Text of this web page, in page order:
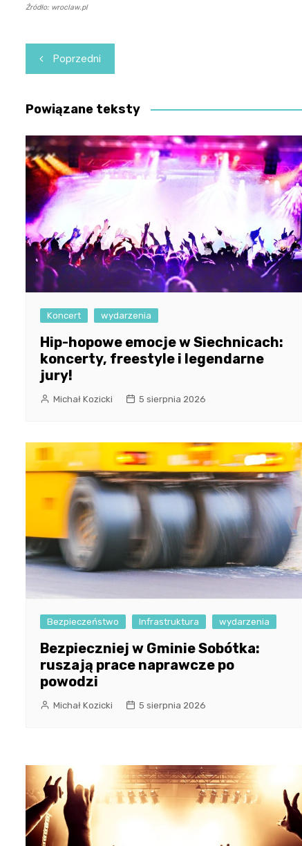
Źródło: wroclaw.pl
Nawigacja
wpisu
Poprzedni
Powiązane teksty
Koncert wydarzenia
Hip-hopowe emocje w Siechnicach:
koncerty, freestyle i legendarne
jury!
Michał Kozicki 5 sierpnia 2026
Bezpieczeństwo Infrastruktura wydarzenia
Bezpieczniej w Gminie Sobótka:
ruszają prace naprawcze po
powodzi
Michał Kozicki 5 sierpnia 2026